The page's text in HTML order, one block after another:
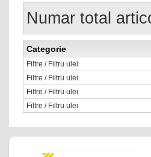
Numar total
Categorie
Filtre / Filtru ulei
Filtre / Filtru ulei
Filtre / Filtru ulei
Filtre / Filtru ulei